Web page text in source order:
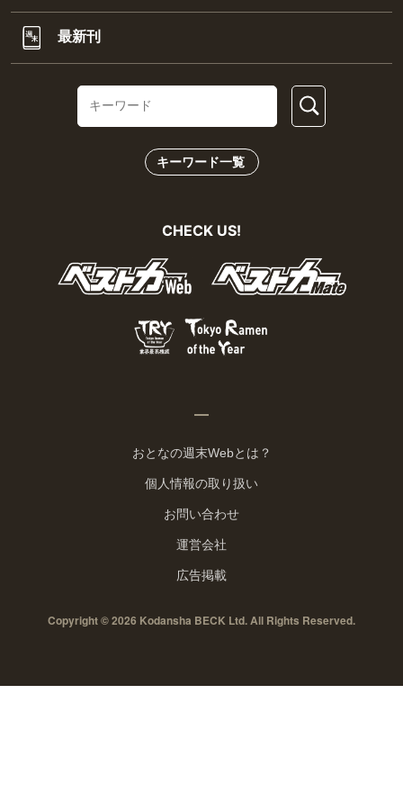
最新刊
キーワード一覧
CHECK US!
おとなの週末Webとは？
個人情報の取り扱い
お問い合わせ
運営会社
広告掲載
Copyright © 2026 Kodansha BECK Ltd. All Rights Reserved.